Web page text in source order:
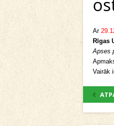
Ar
Rīgas
Apses
Vairāk